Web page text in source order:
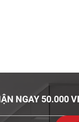
NGAY 50.000